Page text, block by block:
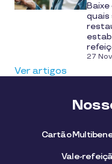
quais
27
Ver artigos
Cartão
Vale-